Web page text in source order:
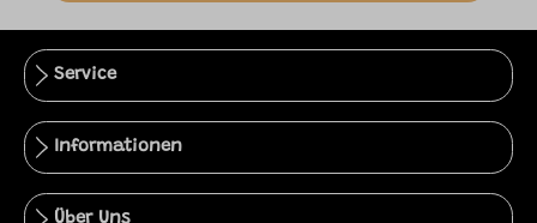
Service
Informationen
Über Uns